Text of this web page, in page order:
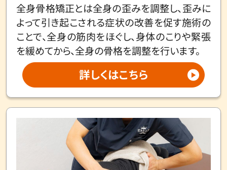
全身骨格矯正とは全身の歪みを調整し、歪みに
よって引き起こされる症状の改善を促す施術の
ことで、全身の筋肉をほぐし、身体のこりや緊張
を緩めてから、全身の骨格を調整を行います。
詳しくはこちら